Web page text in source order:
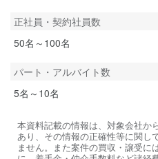
正社員・契約社員数
50名～100名
パート・アルバイト数
5名～10名
本資料記載の情報は、対象会社か
あり、その情報の正確性等に関し
ません。また案件の買収・譲受に